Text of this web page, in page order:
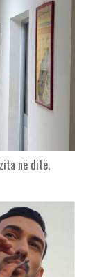
në ditë,